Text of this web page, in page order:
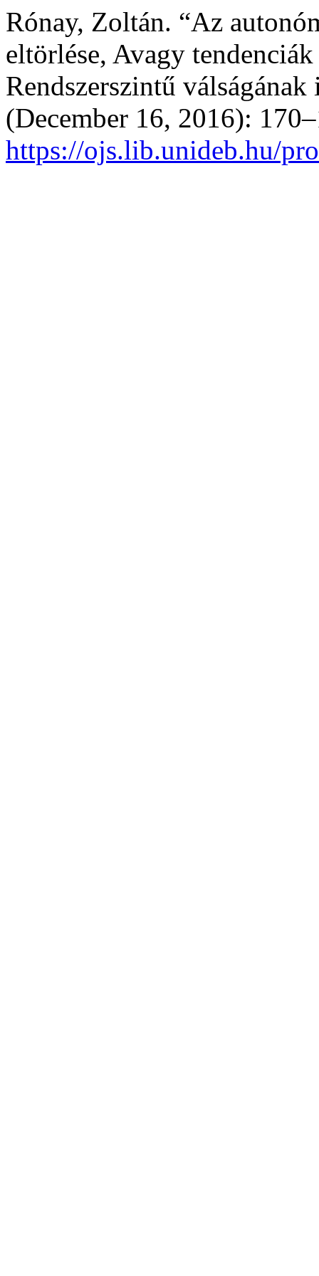
Rónay, Zoltán. “Az
eltörlése, Avagy
Rendszerszintű
(December 16, 2016):
https://ojs.lib.unideb.hu/